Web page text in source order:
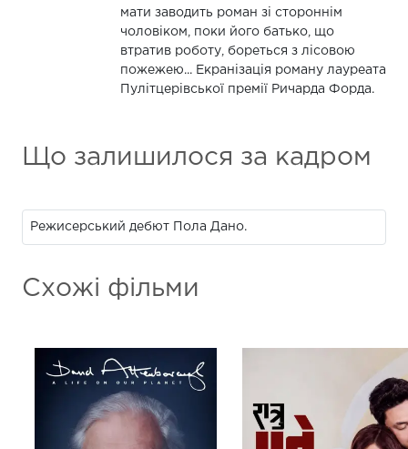
мати заводить роман зі стороннім
чоловіком, поки його батько, що
втратив роботу, бореться з лісовою
пожежею... Екранізація роману лауреата
Пулітцерівської премії Ричарда Форда.
Що залишилося за кадром
Режисерський дебют Пола Дано.
Схожі фільми